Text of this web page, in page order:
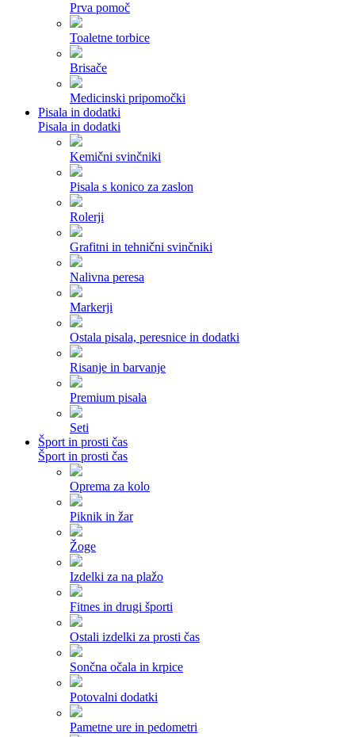
Prva pomoč
Toaletne torbice
Brisače
Medicinski pripomočki
Pisala in dodatki
Pisala in dodatki
Kemični svinčniki
Pisala s konico za zaslon
Rolerji
Grafitni in tehnični svinčniki
Nalivna peresa
Markerji
Ostala pisala, peresnice in dodatki
Risanje in barvanje
Premium pisala
Seti
Šport in prosti čas
Šport in prosti čas
Oprema za kolo
Piknik in žar
Žoge
Izdelki za na plažo
Fitnes in drugi športi
Ostali izdelki za prosti čas
Sončna očala in krpice
Potovalni dodatki
Pametne ure in pedometri